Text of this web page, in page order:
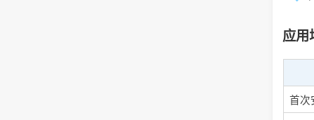
应用
首次